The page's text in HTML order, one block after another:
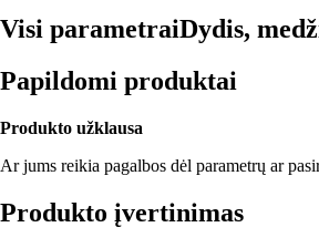
Visi parametraiDydis,
Papildomi produktai
Produkto užklausa
Ar jums reikia pagalbos dėl parametrų ar
Produkto įvertinimas